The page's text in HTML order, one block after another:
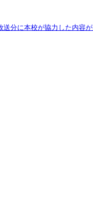
分に本校が協力した内容が